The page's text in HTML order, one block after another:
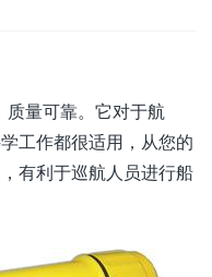
质量可靠。它对于航
工作都很适用，从您的
有利于巡航人员进行船